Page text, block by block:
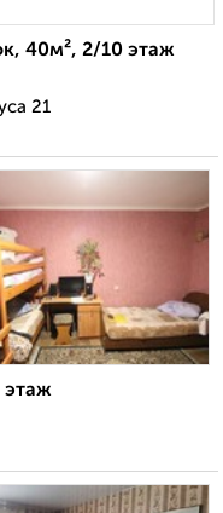
40м², 2/10 этаж
21
этаж